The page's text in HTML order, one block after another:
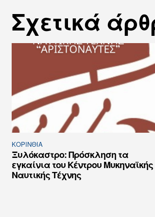
Σχετικά
ΚΟΡΙΝΘΊΑ
Ξυλόκαστρο: Πρόσκληση τα
εγκαίνια του Κέντρου Μυκηναϊκής
Ναυτικής Τέχνης